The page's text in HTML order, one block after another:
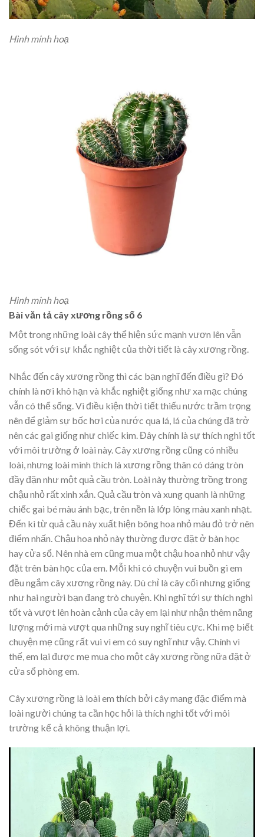
Hình minh hoạ
Hình minh hoạ
Bài văn tả cây xương rồng số 6
Một trong những loài cây thể hiện sức mạnh vươn lên vẫn
sống sót với sự khắc nghiệt của thời tiết là cây xương rồng.
Nhắc đến cây xương rồng thì các bạn nghĩ đến điều gì? Đó
chính là nơi khô hạn và khắc nghiệt giống như xa mạc chúng
vẫn có thể sống. Vì điều kiện thời tiết thiếu nước trầm trọng
nên để giảm sự bốc hơi của nước qua lá, lá của chúng đã trở
nên các gai giống như chiếc kim. Đây chính là sự thích nghi tốt
với môi trường ở loài này. Cây xương rồng cũng có nhiều
loài, nhưng loài mình thích là xương rồng thân có dáng tròn
đầy đặn như một quả cầu tròn. Loài này thường trồng trong
chậu nhỏ rất xinh xắn. Quả cầu tròn và xung quanh là những
chiếc gai bé màu ánh bạc, trên nền là lớp lông màu xanh nhạt.
Đến kì từ quả cầu này xuất hiện bông hoa nhỏ màu đỏ trở nên
điểm nhấn. Chậu hoa nhỏ này thường được đặt ở bàn học
hay cửa sổ. Nên nhà em cũng mua một chậu hoa nhỏ như vậy
đặt trên bàn học của em. Mỗi khi có chuyện vui buồn gì em
đều ngắm cây xương rồng này. Dù chỉ là cây cối nhưng giống
như hai người bạn đang trò chuyện. Khi nghĩ tới sự thích nghi
tốt và vượt lên hoàn cảnh của cây em lại như nhận thêm năng
lượng mới mà vượt qua những suy nghĩ tiêu cực. Khi mẹ biết
chuyện mẹ cũng rất vui vì em có suy nghĩ như vậy. Chính vì
thế, em lại được mẹ mua cho một cây xương rồng nữa đặt ở
cửa sổ phòng em.
Cây xương rồng là loài em thích bởi cây mang đặc điểm mà
loài người chúng ta cần học hỏi là thích nghi tốt với môi
trường kể cả không thuận lợi.